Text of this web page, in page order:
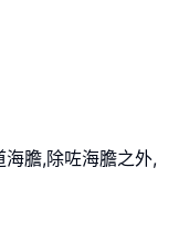
膽,除咗海膽之外,